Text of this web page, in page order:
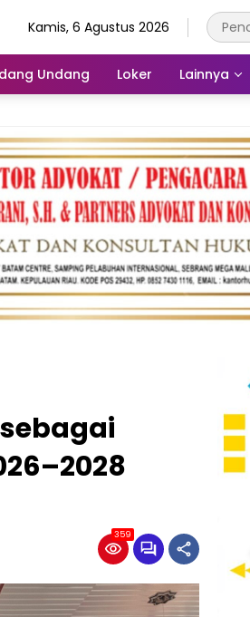
Kamis, 6 Agustus 2026
Undang Loker Lainnya
359